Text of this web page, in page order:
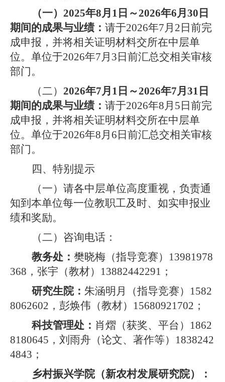
（一） 2025年8月1日～2026年6月30日
期间的成果与业绩： 请于2026年7月 2 日前完
成申报，并将相关证明材料交所在中层单
位。单位于2026年7月 3 日前汇总交相关审核
部门。
（二） 2026年7月1日～2026年7月31日
期间的成果与业绩： 请于2026年8月5日前完
成申报，并将相关证明材料交所在中层单
位。单位于2026年8月6日前汇总交相关审核
部门。
四、特别提示
（一）请各中层单位高度重视，负责通
知到本单位每一位教职工及时、如实申报业
绩和奖励。
（二）咨询电话：
教务处： 樊晓梅（指导竞赛） 13981978
368， 张宇 （教材） 13882442291；
研究生院： 朱涵明月（指导竞赛） 1582
8062602 ，彭焕伟（教材） 15680921702；
科技管理处： 肖熠（获奖、平台） 1862
8180645，刘雨舟（论文、著作等）1838242
4843；
乡村振兴学院（新农村发展研究院）：